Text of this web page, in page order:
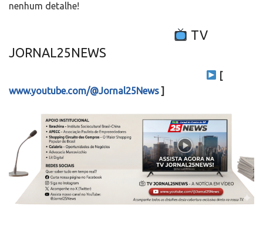
nenhum detalhe!
TV
JORNAL25NEWS
[
www.youtube.com/@Jornal25News]